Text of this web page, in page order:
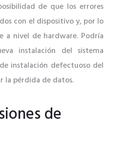
de que los errores
con el dispositivo y, por lo
a nivel de hardware. Podría
instalación del sistema
instalación defectuoso del
la pérdida de datos.
de